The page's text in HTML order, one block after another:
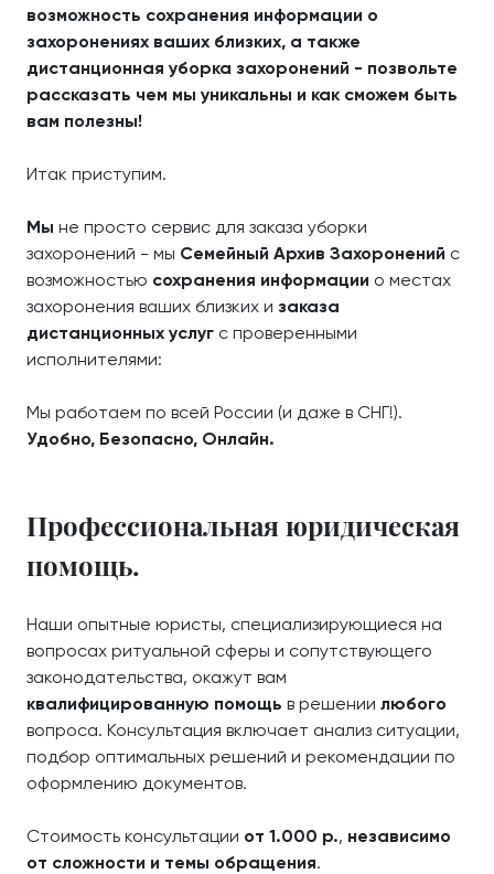
возможность сохранения информации о
захоронениях ваших близких, а также
дистанционная уборка захоронений - позвольте
рассказать чем мы уникальны и как сможем быть
вам полезны!
Итак приступим.
Мы не просто сервис для заказа уборки
захоронений - мы Семейный Архив Захоронений с
возможностью сохранения информации о местах
захоронения ваших близких и заказа
дистанционных услуг с проверенными
исполнителями:
Мы работаем по всей России (и даже в СНГ!).
Удобно, Безопасно, Онлайн.
Профессиональная юридическая
помощь.
Наши опытные юристы, специализирующиеся на
вопросах ритуальной сферы и сопутствующего
законодательства, окажут вам
квалифицированную помощь в решении любого
вопроса. Консультация включает анализ ситуации,
подбор оптимальных решений и рекомендации по
оформлению документов.
Стоимость консультации от 1.000 р., независимо
от сложности и темы обращения.